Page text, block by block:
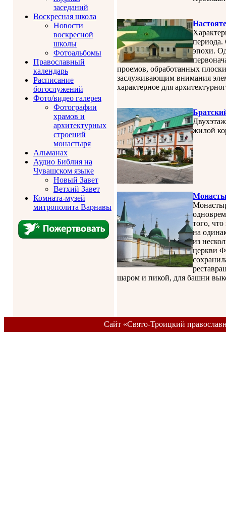
заседаний
Воскресная школа
Новости
воскресной
школы
Фотоальбомы
Православный
календарь
Расписание
богослужений
Фото/видео галерея
Фотографии
храмов и
архитектурных
строений
монастыря
Альманах
Аудио Библия на
Чувашском языке
Новый Завет
Ветхий Завет
Комната-музей
митрополита Варнавы
периода.
эпохи.
проемов, обработанных
заслуживающим внимания
характерное для
жилой
того,
на
из
церкви
шаром и пикой, для башни
Сайт «Свято-Троицкий